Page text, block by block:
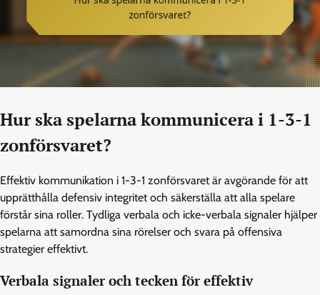
Hur ska spelarna kommunicera i 1-3-1
zonförsvaret?
Effektiv kommunikation i 1-3-1 zonförsvaret är avgörande för att
upprätthålla defensiv integritet och säkerställa att alla spelare
förstår sina roller. Tydliga verbala och icke-verbala signaler hjälper
spelarna att samordna sina rörelser och svara på offensiva
strategier effektivt.
Verbala signaler och tecken för effektiv